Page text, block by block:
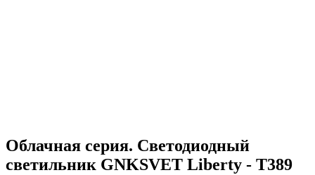
Облачная серия. Светодиодный
светильник GNKSVET Liberty - T389